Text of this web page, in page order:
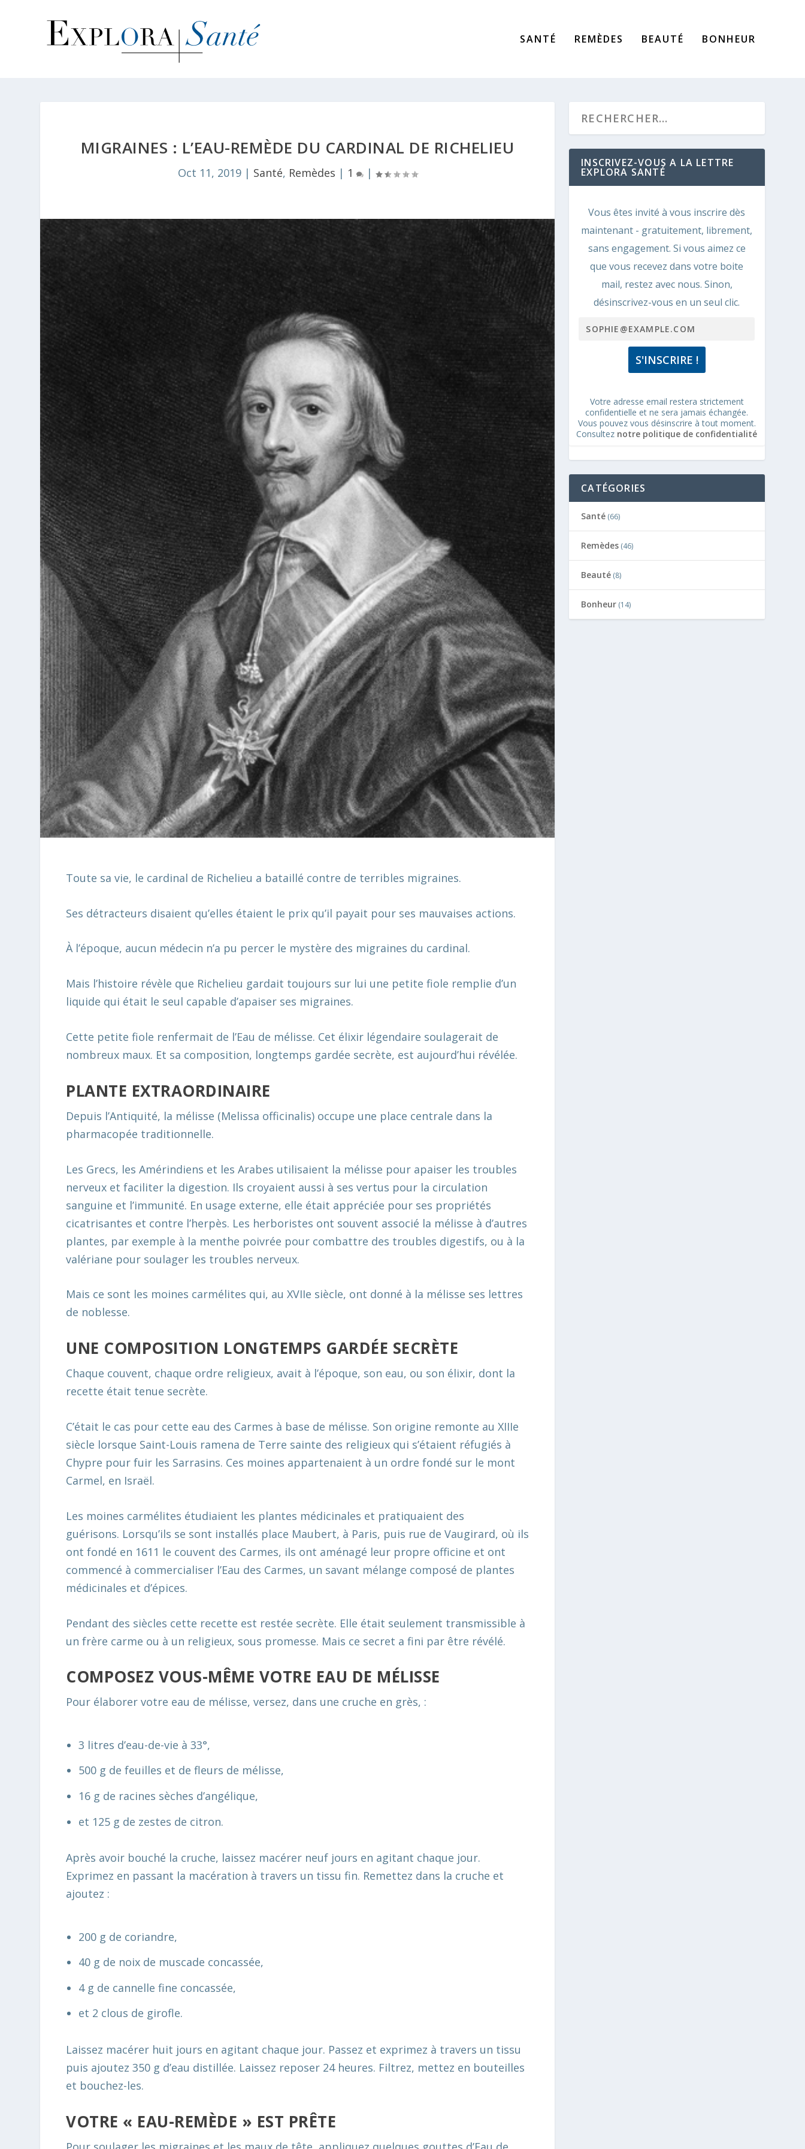
SANTÉ REMÈDES BEAUTÉ BONHEUR
MIGRAINES : L’EAU-REMÈDE DU CARDINAL DE RICHELIEU
Oct 11, 2019| Santé, Remèdes | 1 |
Toute sa vie, le cardinal de Richelieu a bataillé contre de terribles migraines.
Ses détracteurs disaient qu’elles étaient le prix qu’il payait pour ses mauvaises actions.
À l’époque, aucun médecin n’a pu percer le mystère des migraines du cardinal.
Mais l’histoire révèle que Richelieu gardait toujours sur lui une petite fiole remplie d’un
liquide qui était le seul capable d’apaiser ses migraines.
Cette petite fiole renfermait de l’Eau de mélisse. Cet élixir légendaire soulagerait de
nombreux maux. Et sa composition, longtemps gardée secrète, est aujourd’hui révélée.
PLANTE EXTRAORDINAIRE
Depuis l’Antiquité, la mélisse (Melissa officinalis) occupe une place centrale dans la
pharmacopée traditionnelle.
Les Grecs, les Amérindiens et les Arabes utilisaient la mélisse pour apaiser les troubles
nerveux et faciliter la digestion. Ils croyaient aussi à ses vertus pour la circulation
sanguine et l’immunité. En usage externe, elle était appréciée pour ses propriétés
cicatrisantes et contre l’herpès. Les herboristes ont souvent associé la mélisse à d’autres
plantes, par exemple à la menthe poivrée pour combattre des troubles digestifs, ou à la
valériane pour soulager les troubles nerveux.
Mais ce sont les moines carmélites qui, au XVIIe siècle, ont donné à la mélisse ses lettres
de noblesse.
UNE COMPOSITION LONGTEMPS GARDÉE SECRÈTE
Chaque couvent, chaque ordre religieux, avait à l’époque, son eau, ou son élixir, dont la
recette était tenue secrète.
C’était le cas pour cette eau des Carmes à base de mélisse. Son origine remonte au XIIIe
siècle lorsque Saint-Louis ramena de Terre sainte des religieux qui s’étaient réfugiés à
Chypre pour fuir les Sarrasins. Ces moines appartenaient à un ordre fondé sur le mont
Carmel, en Israël.
Les moines carmélites étudiaient les plantes médicinales et pratiquaient des
guérisons. Lorsqu’ils se sont installés place Maubert, à Paris, puis rue de Vaugirard, où ils
ont fondé en 1611 le couvent des Carmes, ils ont aménagé leur propre officine et ont
commencé à commercialiser l’Eau des Carmes, un savant mélange composé de plantes
médicinales et d’épices.
Pendant des siècles cette recette est restée secrète. Elle était seulement transmissible à
un frère carme ou à un religieux, sous promesse. Mais ce secret a fini par être révélé.
COMPOSEZ VOUS-MÊME VOTRE EAU DE MÉLISSE
Pour élaborer votre eau de mélisse, versez, dans une cruche en grès, :
3 litres d’eau-de-vie à 33°,
500 g de feuilles et de fleurs de mélisse,
16 g de racines sèches d’angélique,
et 125 g de zestes de citron.
Après avoir bouché la cruche, laissez macérer neuf jours en agitant chaque jour.
Exprimez en passant la macération à travers un tissu fin. Remettez dans la cruche et
ajoutez :
200 g de coriandre,
40 g de noix de muscade concassée,
4 g de cannelle fine concassée,
et 2 clous de girofle.
Laissez macérer huit jours en agitant chaque jour. Passez et exprimez à travers un tissu
puis ajoutez 350 g d’eau distillée. Laissez reposer 24 heures. Filtrez, mettez en bouteilles
et bouchez-les.
VOTRE « EAU-REMÈDE » EST PRÊTE
INSCRIVEZ-VOUS A LA LETTRE
EXPLORA SANTÉ
Vous êtes invité à vous inscrire dès
maintenant - gratuitement, librement,
sans engagement. Si vous aimez ce
que vous recevez dans votre boite
mail, restez avec nous. Sinon,
désinscrivez-vous en un seul clic.
Votre adresse email restera strictement
confidentielle et ne sera jamais échangée.
Vous pouvez vous désinscrire à tout moment.
Consultez notre politique de confidentialité
CATÉGORIES
Santé (66)
Remèdes (46)
Beauté (8)
Bonheur (14)